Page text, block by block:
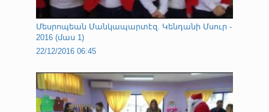
Մեսրոպեան Մանկապարտէզ. Կենդանի Մսուր -
2016 (մաս 1)
22/12/2016 06:45